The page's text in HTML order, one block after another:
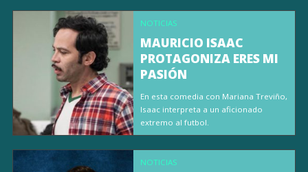
NOTICIAS
MAURICIO ISAAC
PROTAGONIZA ERES MI
PASIÓN
En esta comedia con Mariana Treviño,
Isaac interpreta a un aficionado
extremo al futbol.
NOTICIAS